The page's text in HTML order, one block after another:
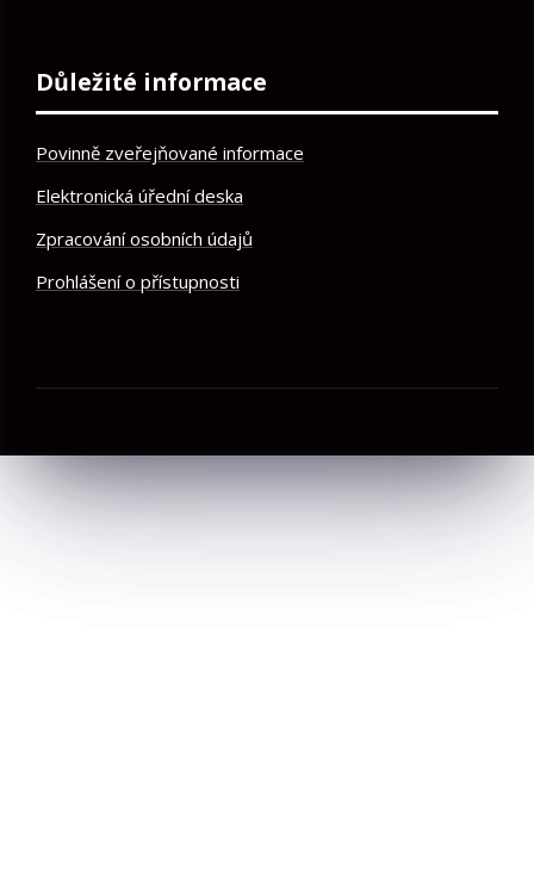
Důležité informace
Povinně zveřejňované informace
Elektronická úřední deska
Zpracování osobních údajů
Prohlášení o přístupnosti